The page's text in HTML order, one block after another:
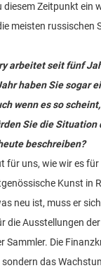
diesem Zeitpunkt ein
meisten russischen
arbeitet seit fünf
haben Sie sogar
wenn es so
Sie die Situation
beschreiben?
für uns, wie wir es für
Kunst in
neu ist, muss er
die Ausstellungen
Sammler. Die
das